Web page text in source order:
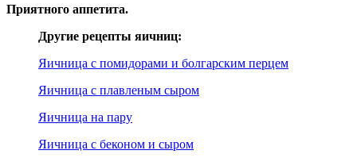
Приятного аппетита.
Другие рецепты яичниц:
Яичница с помидорами и болгарским перцем
Яичница с плавленым сыром
Яичница на пару
Яичница с беконом и сыром